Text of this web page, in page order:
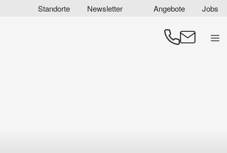
Standorte Newsletter Angebote Jobs